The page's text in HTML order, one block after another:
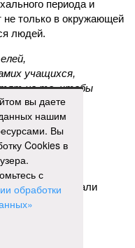
периода и
не только в окружающей
людей.
учащихся,
на то, чтобы
внеклассную
выходные
на
и другим
Игнатий.
сцены прозвучали
вы даете
нашим
Вы
Cookies в
с
обработки